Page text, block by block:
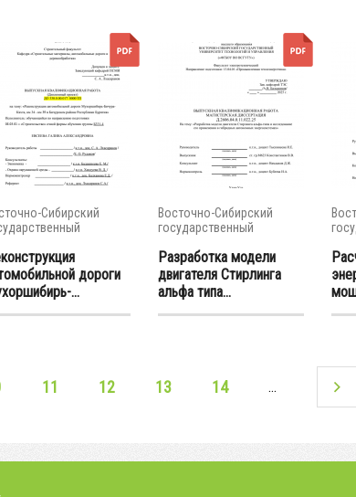
Сибирский
дороги
...
Восточно-Сибирский
государственный
Разработка модели
двигателя Стирлинга
альфа типа...
11 12 13 14 …